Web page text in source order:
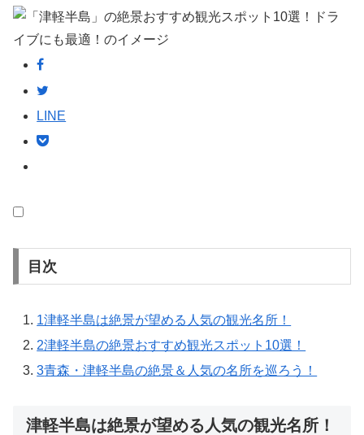
LINE
目次
1津軽半島は絶景が望める人気の観光名所！
2津軽半島の絶景おすすめ観光スポット10選！
3青森・津軽半島の絶景＆人気の名所を巡ろう！
津軽半島は絶景が望める人気の観光名所！